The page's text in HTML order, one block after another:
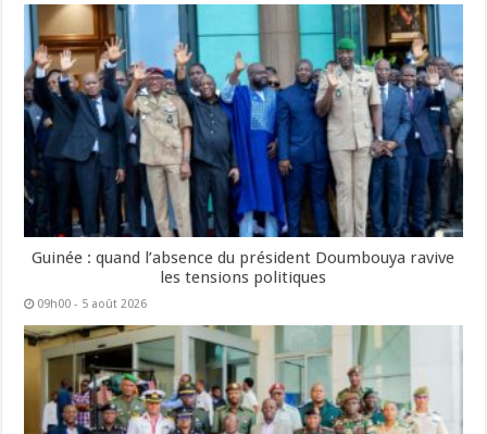
Guinée : quand l’absence du président Doumbouya ravive
les tensions politiques
09h00 - 5 août 2026